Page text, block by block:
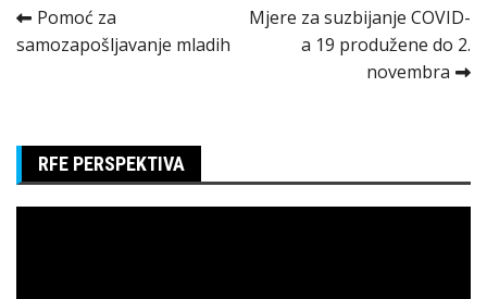
Kretanje
članka
Pomoć za
samozapošljavanje mladih
Mjere za suzbijanje COVID-
a 19 produžene do 2.
novembra
RFE PERSPEKTIVA